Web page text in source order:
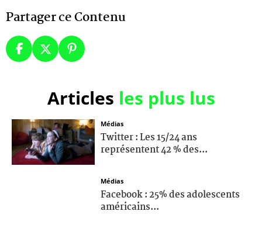
Partager ce Contenu
Articles les plus lus
Médias
Twitter : Les 15/24 ans
représentent 42 % des...
Médias
Facebook : 25% des adolescents
américains...